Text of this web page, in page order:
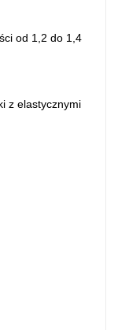
od 1,2 do 1,4
z elastycznymi